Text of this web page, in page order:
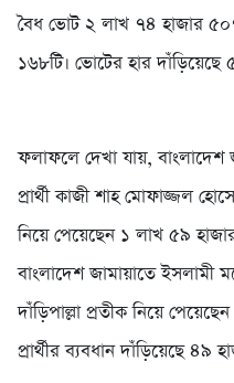
বৈধ ভোট ২ লাখ ৭৪ হাজার
১৬৮টি। ভোটের হার
ফলাফলে দেখা যায়,
প্রার্থী কাজী শাহ মোফাজ্জল
নিয়ে পেয়েছেন ১ লাখ ৫৯
বাংলাদেশ জামায়াতে ইসলামী
দাঁড়িপাল্লা প্রতীক নিয়ে
প্রার্থীর ব্যবধান দাঁড়িয়েছে ৪৯